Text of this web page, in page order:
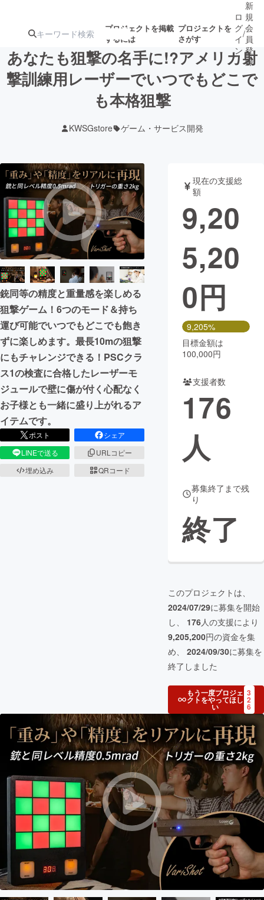
プロジェクトを掲載
するには
プロジェクトを
さがす
注目の新着プロ募集終了が近いプ
テクノロジー・ガジェット
映像・映画 書籍・雑誌
ビジネス・起業 チャレンジ
まちづくり・地域活性化
CAMPFIRE for Social Good
CAMPFIRE Creation
CAMPFIREふるさと納税machi-ya コミュニティ
ロ
グ
イ
ン
/
新
規
会
員
登
録
あなたも狙撃の名手に!?アメリカ射
撃訓練用レーザーでいつでもどこで
も本格狙撃
KWSGstore ゲーム・サービス開発
銃同等の精度と重量感を楽しめる
狙撃ゲーム！6つのモード＆持ち
運び可能でいつでもどこでも飽き
ずに楽しめます。最長10mの狙撃
にもチャレンジできる！PSCクラ
ス1の検査に合格したレーザーモ
ジュールで壁に傷が付く心配なく
お子様とも一緒に盛り上がれるア
イテムです。
ポスト
シェア
LINEで送る
URLコピー
埋め込み
QRコード
現在の支援総
額
9,20
5,20
0円
9,205%
目標金額は
100,000円
支援者数
176
人
募集終了まで残
り
終了
このプロジェクトは、
2024/07/29に募集を開始
し、 176人の支援により
9,205,200円の資金を集
め、 2024/09/30に募集を
終了しました
もう一度プロジェ
クトをやってほし
い
3
2
6